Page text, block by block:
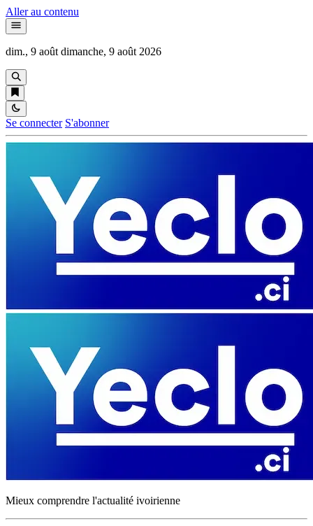
Aller au contenu
dim., 9 août dimanche, 9 août 2026
Se connecter S'abonner
Mieux comprendre l'actualité ivoirienne